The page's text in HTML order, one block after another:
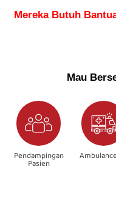
Mereka Butuh
Mau
Pendampingan
Pasien